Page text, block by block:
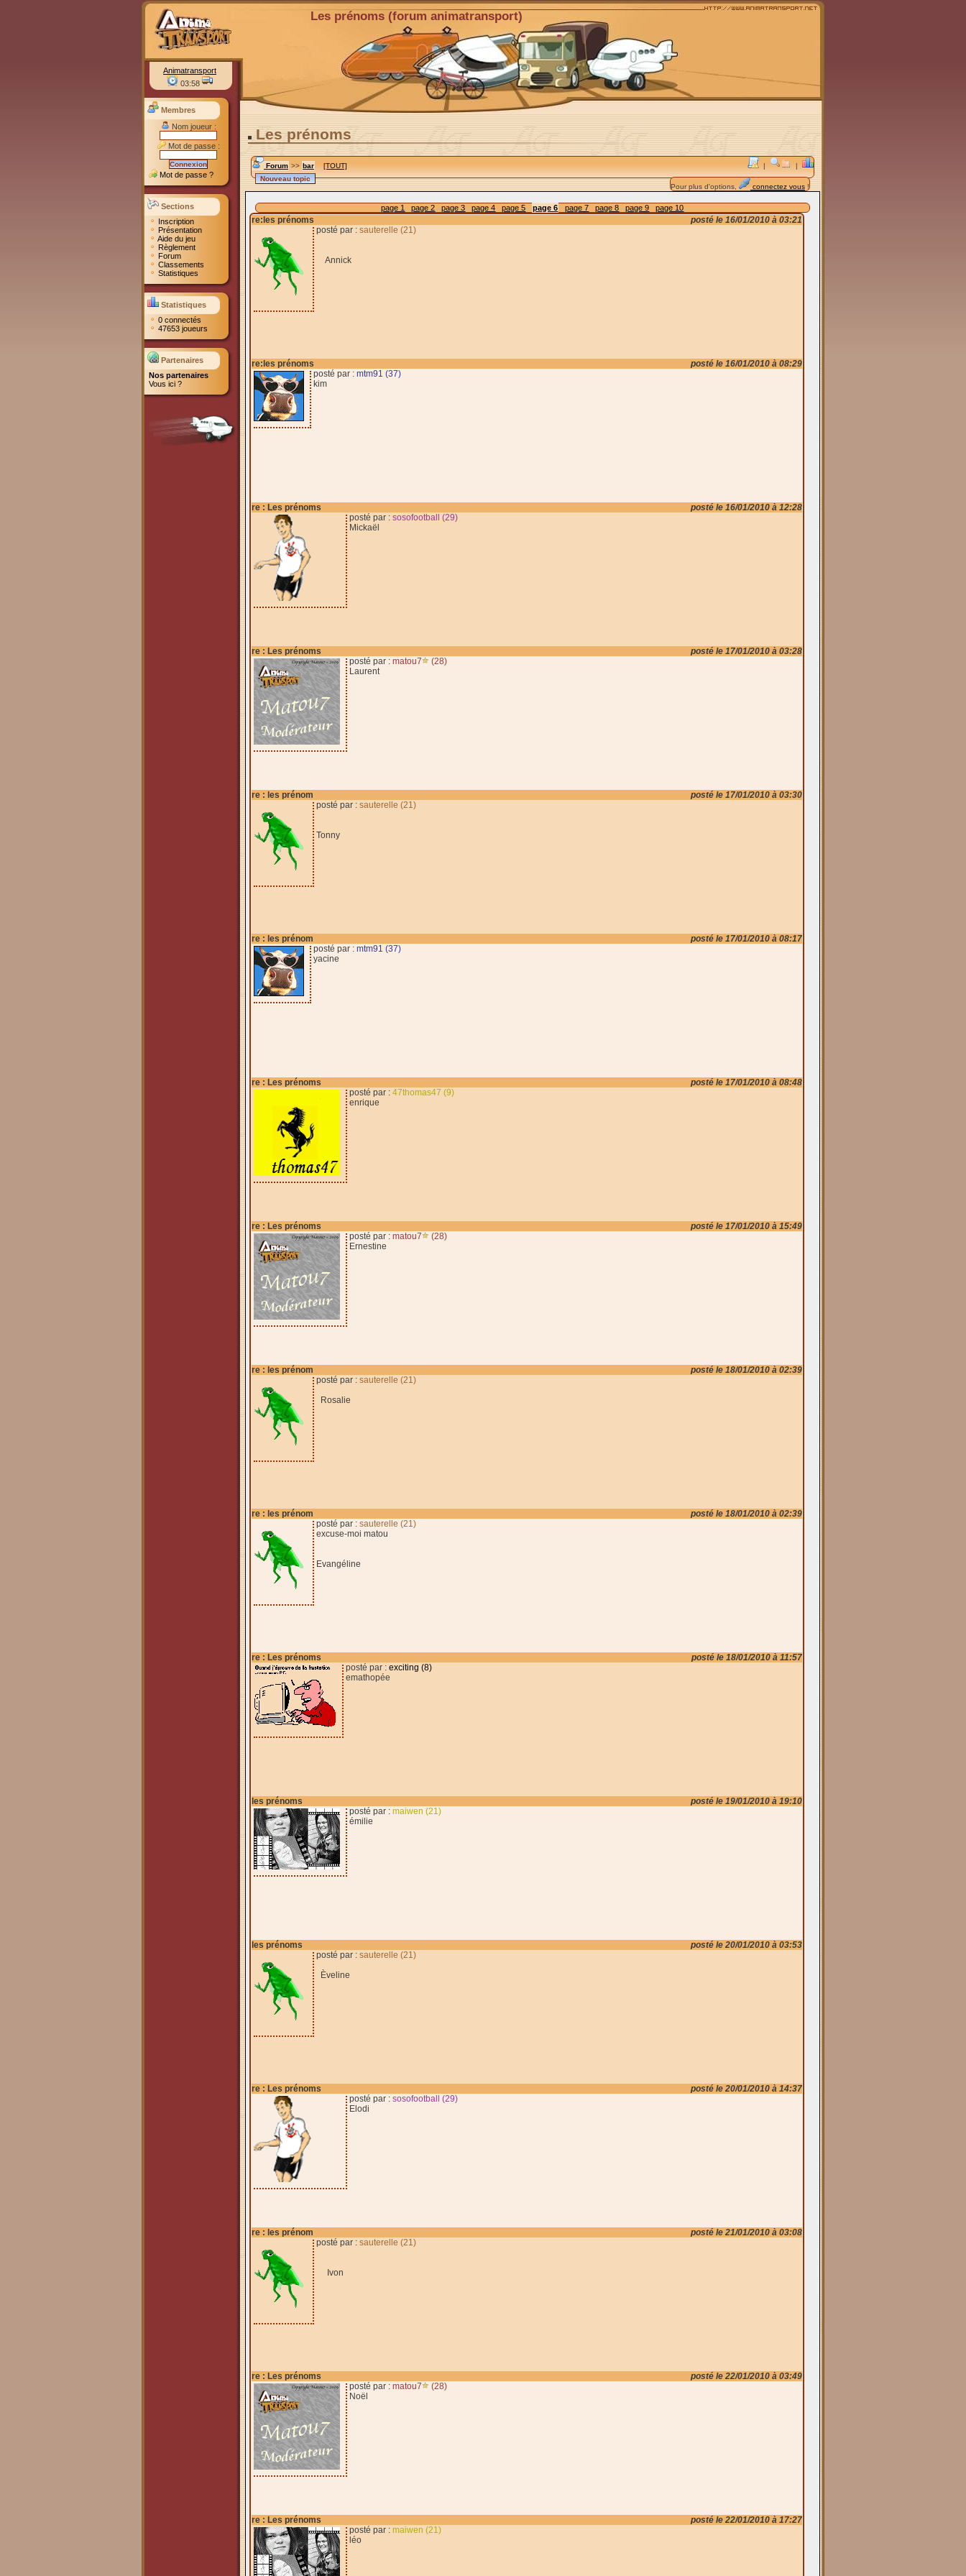
Les prénoms (forum animatransport)
Animatransport
03:58
Membres
Nom joueur :
Mot de passe :
Mot de passe ?
Sections
Inscription
Présentation
Aide du jeu
Règlement
Forum
Classements
Statistiques
Statistiques
0 connectés
47653 joueurs
Partenaires
Nos partenaires
Vous ici ?
Les prénoms
| |
Forum>> bar [TOUT]
Pour plus d'options, connectez vous!
page 1 page 2 page 3 page 4 page 5 page 6 page 7 page 8 page 9 page 10
re:les prénoms
posté le 16/01/2010 à 03:21
posté par : sauterelle (21)
Annick
re:les prénoms
posté le 16/01/2010 à 08:29
posté par : mtm91 (37)
kim
re : Les prénoms
posté le 16/01/2010 à 12:28
posté par : sosofootball (29)
Mickaël
re : Les prénoms
posté le 17/01/2010 à 03:28
posté par : matou7
(28)
Laurent
re : les prénom
posté le 17/01/2010 à 03:30
posté par : sauterelle (21)
Tonny
re : les prénom
posté le 17/01/2010 à 08:17
posté par : mtm91 (37)
yacine
re : Les prénoms
posté le 17/01/2010 à 08:48
posté par : 47thomas47 (9)
enrique
re : Les prénoms
posté le 17/01/2010 à 15:49
posté par : matou7
(28)
Ernestine
re : les prénom
posté le 18/01/2010 à 02:39
posté par : sauterelle (21)
Rosalie
re : les prénom
posté le 18/01/2010 à 02:39
posté par : sauterelle (21)
excuse-moi matou
Evangéline
re : Les prénoms
posté le 18/01/2010 à 11:57
posté par : exciting (8)
emathopée
les prénoms
posté le 19/01/2010 à 19:10
posté par : maiwen (21)
émilie
les prénoms
posté le 20/01/2010 à 03:53
posté par : sauterelle (21)
Èveline
re : Les prénoms
posté le 20/01/2010 à 14:37
posté par : sosofootball (29)
Elodi
re : les prénom
posté le 21/01/2010 à 03:08
posté par : sauterelle (21)
Ivon
re : Les prénoms
posté le 22/01/2010 à 03:49
posté par : matou7
(28)
Noël
re : Les prénoms
posté le 22/01/2010 à 17:27
posté par : maiwen (21)
léo